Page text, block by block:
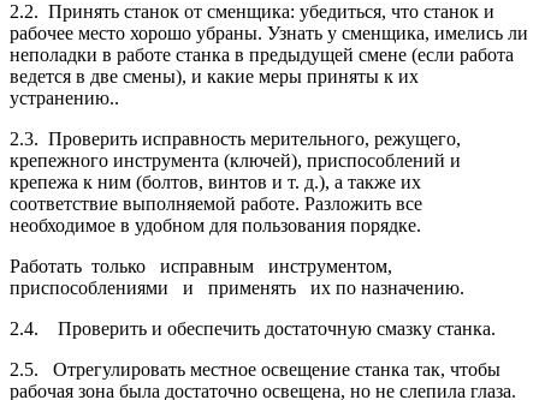
2.2. Принять станок от сменщика: убедиться, что станок и
рабочее место хорошо уб­раны. Узнать у сменщика, имелись ли
неполадки в работе станка в предыдущей смене (ес­ли работа
ведется в две смены), и какие меры приняты к их
устранению..
2.3. Проверить исправность мерительного, режущего,
крепежного инструмента (клю­чей), приспособлений и
крепежа к ним (болтов, винтов и т. д.), а также их
соответствие вы­полняемой работе. Разложить все
необходимое в удобном для пользования порядке.
Работать только исправным инструментом,
приспособлениями и применять их по назначению.
2.4. Проверить и обеспечить достаточную смазку станка.
2.5. Отрегулировать местное освещение станка так, чтобы
рабочая зона была достаточно освещена, но не слепила глаза.